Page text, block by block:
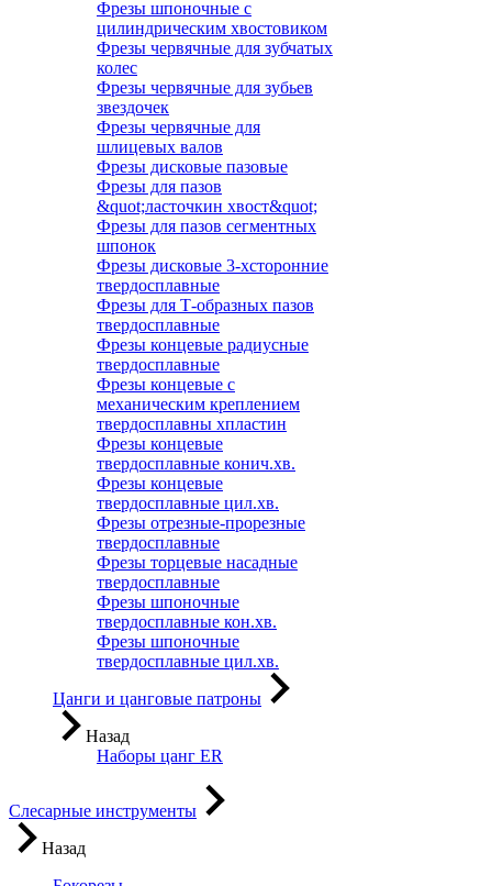
Фрезы шпоночные с
цилиндрическим хвостовиком
Фрезы червячные для зубчатых
колес
Фрезы червячные для зубьев
звездочек
Фрезы червячные для
шлицевых валов
Фрезы дисковые пазовые
Фрезы для пазов
&quot;ласточкин хвост&quot;
Фрезы для пазов сегментных
шпонок
Фрезы дисковые 3-хсторонние
твердосплавные
Фрезы для Т-образных пазов
твердосплавные
Фрезы концевые радиусные
твердосплавные
Фрезы концевые с
механическим креплением
твердосплавны хпластин
Фрезы концевые
твердосплавные конич.хв.
Фрезы концевые
твердосплавные цил.хв.
Фрезы отрезные-прорезные
твердосплавные
Фрезы торцевые насадные
твердосплавные
Фрезы шпоночные
твердосплавные кон.хв.
Фрезы шпоночные
твердосплавные цил.хв.
Цанги и цанговые патроны
Назад
Наборы цанг ER
Слесарные инструменты
Назад